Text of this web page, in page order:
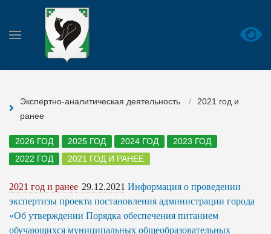
Экспертно-аналитическая деятельность
2021 год и
ранее
2026 ГОД 2025 ГОД 2024 ГОД
2023 ГОД
2022 ГОД
2021 ГОД И РАНЕЕ
2021 год и ранее 29.12.2021 Информация о проведении
экспертизы проекта постановления администрации города
«Об утверждении Порядка обеспечения питанием
обучающихся муниципальных общеобразовательных